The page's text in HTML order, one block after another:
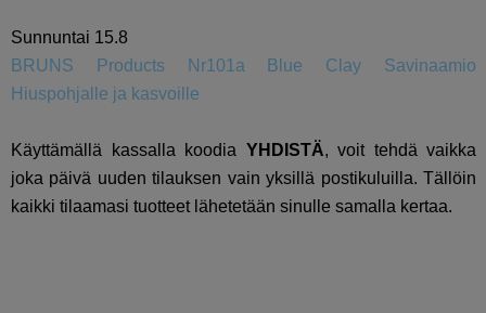
Sunnuntai 15.8
BRUNS Products Nr101a Blue Clay Savinaamio
Hiuspohjalle ja kasvoille
Käyttämällä kassalla koodia YHDISTÄ, voit tehdä vaikka
joka päivä uuden tilauksen vain yksillä postikuluilla. Tällöin
kaikki tilaamasi tuotteet lähetetään sinulle samalla kertaa.